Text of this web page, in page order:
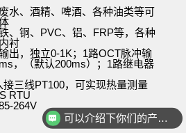
水、酒精、啤酒、各种油类等可
、铜、PVC、铝、FRP等，各种
衬
出，独立0-1K；1路OCT脉冲输
，（默认200ms）；1路继电器
三线PT100，可实现热量测量
RTU
264V
可以介绍下你们的产品么